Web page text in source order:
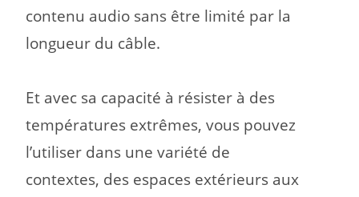
contenu audio sans être limité par la
longueur du câble.
Et avec sa capacité à résister à des
températures extrêmes, vous pouvez
l’utiliser dans une variété de
contextes, des espaces extérieurs aux